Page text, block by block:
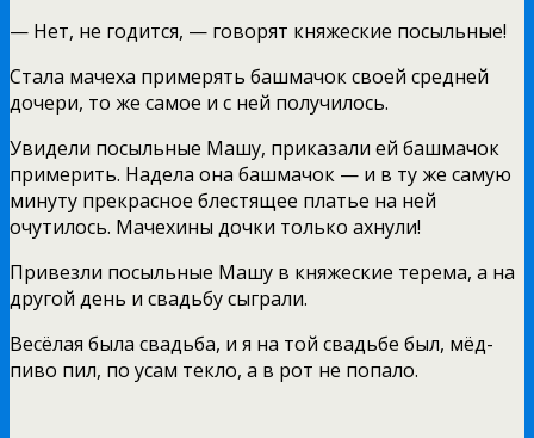
— Нет, не годится, — говорят княжеские посыльные!
Стала мачеха примерять башмачок своей средней
дочери, то же самое и с ней получилось.
Увидели посыльные Машу, приказали ей башмачок
примерить. Надела она башмачок — и в ту же самую
минуту прекрасное блестящее платье на ней
очутилось. Мачехины дочки только ахнули!
Привезли посыльные Машу в княжеские терема, а на
другой день и свадьбу сыграли.
Весёлая была свадьба, и я на той свадьбе был, мёд-
пиво пил, по усам текло, а в рот не попало.